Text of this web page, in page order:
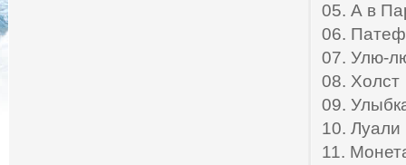
05. А в
06.
07. Улю-
08. Холст
09.
10. Луали
11.